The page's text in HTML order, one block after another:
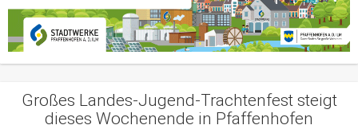
Großes Landes-Jugend-Trachtenfest steigt
dieses Wochenende in Pfaffenhofen